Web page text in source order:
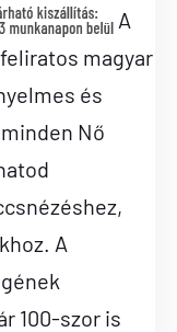
A
magyar
és
Nő
A
100-szor is